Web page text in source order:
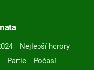
Nejlepší horory
Partie
Počasí